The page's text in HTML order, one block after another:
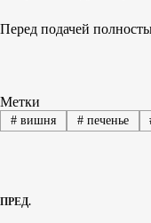
Перед подачей
Метки
#вишня #печенье
ПРЕД.